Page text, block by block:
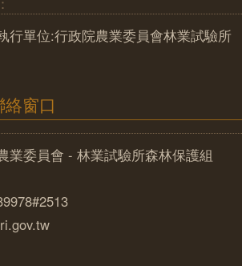
行單位:行政院農業委員會林業試驗所
窗口
業委員會 - 林業試驗所森林保護組